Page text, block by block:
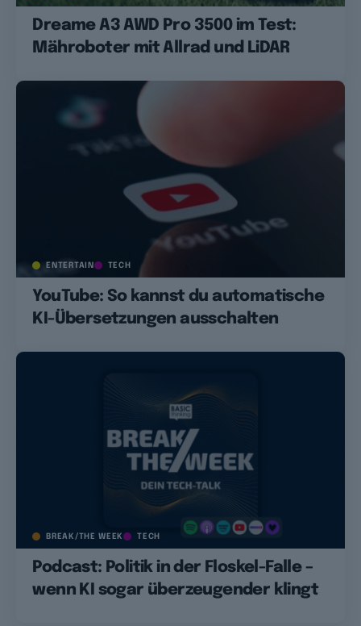
Dreame A3 AWD Pro 3500 im Test:
Mähroboter mit Allrad und LiDAR
ENTERTAIN TECH
YouTube: So kannst du automatische
KI-Übersetzungen ausschalten
BREAK/THE WEEK TECH
Podcast: Politik in der Floskel-Falle –
wenn KI sogar überzeugender klingt